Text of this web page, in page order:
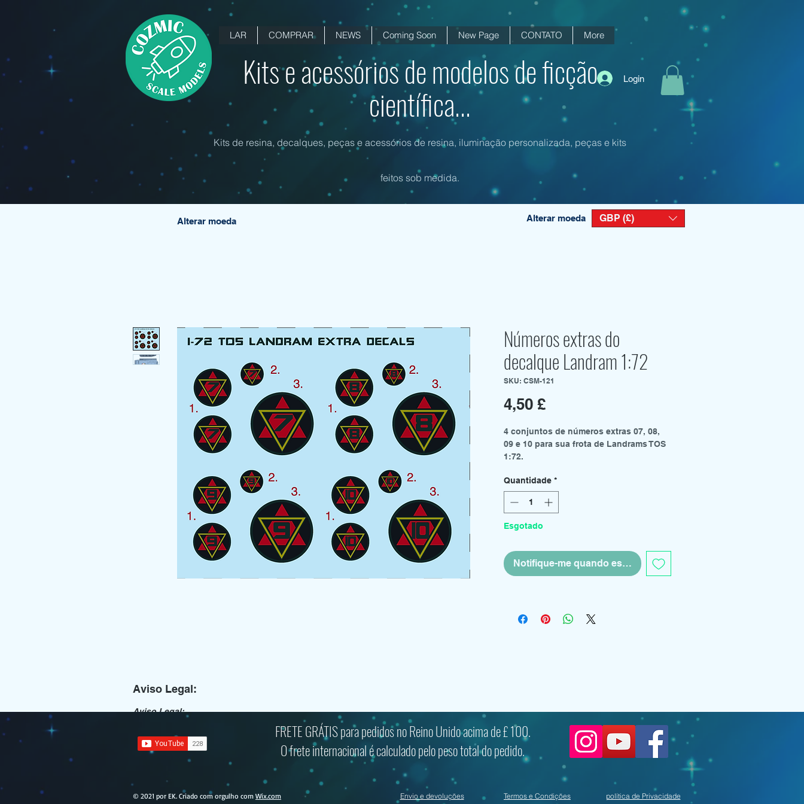
LAR COMPRAR NEWS Coming Soon New Page CONTATO More
Login
Kits e acessórios de modelos de ficção
científica...
Kits de resina, decalques, peças e acessórios de resina, iluminação personalizada, peças e kits
feitos sob medida.
Alterar moeda Alterar moeda GBP (£)
Números extras do
decalque Landram 1:72
SKU: CSM-121
4,50 £Preço
4 conjuntos de números extras 07, 08,
09 e 10 para sua frota de Landrams TOS
1:72.
circulares brancos para colocar primeiro
antes do decalque colorido.
Quantidade *
Esgotado
Notifique-me quando estiver disponível
Aviso Legal:
Aviso Legal:
O produto deve ser considerado "fan art" e não é oficialmente um produto licenciado. O produto é protegido pela Lei de Uso
Justo. Sua finalidade é parodiar o produto original. O dinheiro pago é por serviços, tempo e materiais fornecidos, e não tem fins
lucrativos.
FRETE GRÁTIS para pedidos no Reino Unido acima de £ 100.
O frete internacional é calculado pelo peso total do pedido.
© 2021 por EK. Criado com orgulho com Wix.com Envio e devoluções Termos e Condições política de Privacidade